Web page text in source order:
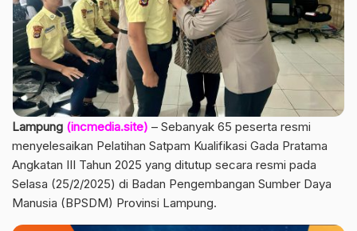
Lampung (incmedia.site) – Sebanyak 65 peserta resmi
menyelesaikan Pelatihan Satpam Kualifikasi Gada Pratama
Angkatan III Tahun 2025 yang ditutup secara resmi pada
Selasa (25/2/2025) di Badan Pengembangan Sumber Daya
Manusia (BPSDM) Provinsi Lampung.